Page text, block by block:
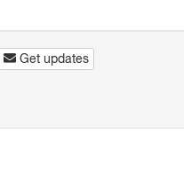
Get updates